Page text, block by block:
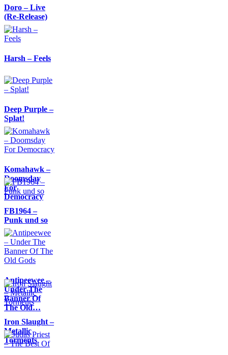
Doro – Live
(Re-Release)
Harsh – Feels
Deep Purple –
Splat!
Komahawk –
Doomsday
For
Democracy
FB1964 –
Punk und so
Antipeewee –
Under The
Banner Of
The Old…
Iron Slaught –
Metallic
Torments